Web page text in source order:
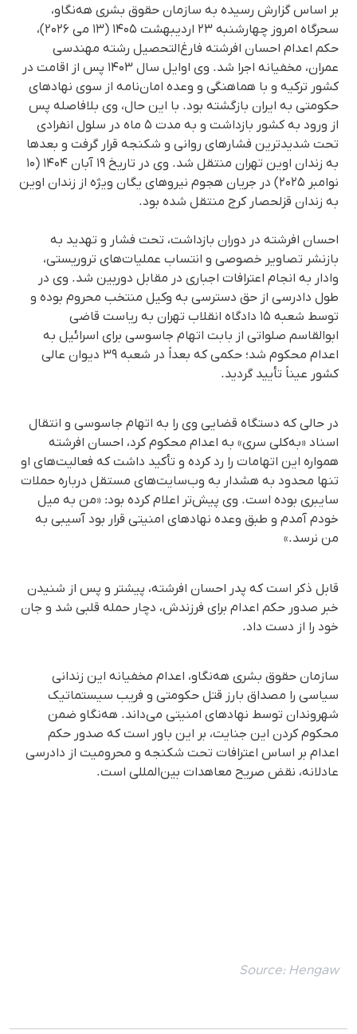
بر اساس گزارش رسیده به سازمان حقوق بشری هه‌نگاو،
سحرگاه امروز چهارشنبه ۲۳ اردیبهشت ۱۴۰۵ (۱۳ می ۲۰۲۶)،
حکم اعدام احسان افرشته فارغ‌التحصیل رشته مهندسی
عمران، مخفیانه اجرا شد. وی اوایل سال ۱۴۰۳ پس از اقامت در
کشور ترکیه و با هماهنگی و وعده امان‌نامه از سوی نهادهای
حکومتی به ایران بازگشته بود. با این حال، وی بلافاصله پس
از ورود به کشور بازداشت و به مدت ۵ ماه در سلول انفرادی
تحت شدیدترین فشارهای روانی و شکنجه قرار گرفت و بعدها
به زندان اوین تهران منتقل شد. وی در تاریخ ۱۹ آبان ۱۴۰۴ (۱۰
نوامبر ۲۰۲۵) در جریان هجوم نیروهای یگان ویژه از زندان اوین
به زندان قزلحصار کرج منتقل شده بود.
احسان افرشته در دوران بازداشت، تحت فشار و تهدید به
بازنشر تصاویر خصوصی و انتساب عملیات‌های تروریستی،
وادار به انجام اعترافات اجباری در مقابل دوربین شد. وی در
طول دادرسی از حق دسترسی به وکیل منتخب محروم بوده و
توسط شعبه ۱۵ دادگاه انقلاب تهران به ریاست قاضی
ابوالقاسم صلواتی از بابت اتهام جاسوسی برای اسرائیل به
اعدام محکوم شد؛ حکمی که بعداً در شعبه ۳۹ دیوان عالی
کشور عیناً تأیید گردید.
در حالی که دستگاه قضایی وی را به اتهام جاسوسی و انتقال
اسناد «به‌کلی سری» به اعدام محکوم کرد، احسان افرشته
همواره این اتهامات را رد کرده و تأکید داشت که فعالیت‌های او
تنها محدود به هشدار به وب‌سایت‌های مستقل درباره حملات
سایبری بوده است. وی پیش‌تر اعلام کرده بود: «من به میل
خودم آمدم و طبق وعده نهادهای امنیتی قرار بود آسیبی به
من نرسد.»
قابل ذکر است که پدر احسان افرشته، پیشتر و پس از شنیدن
خبر صدور حکم اعدام برای فرزندش، دچار حمله قلبی شد و جان
خود را از دست داد.
سازمان حقوق بشری هه‌نگاو، اعدام مخفیانه این زندانی
سیاسی را مصداق بارز قتل حکومتی و فریب سیستماتیک
شهروندان توسط نهادهای امنیتی می‌داند. هه‌نگاو ضمن
محکوم کردن این جنایت، بر این باور است که صدور حکم
اعدام بر اساس اعترافات تحت شکنجه و محرومیت از دادرسی
عادلانه، نقض صریح معاهدات بین‌المللی است.
Source: Hengaw